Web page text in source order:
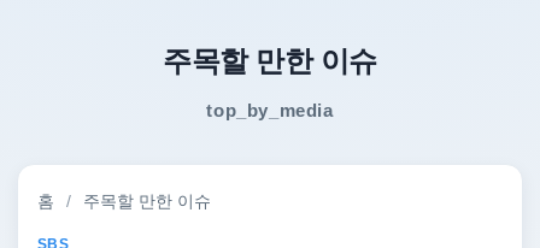
주목할 만한 이슈
top_by_media
홈 / 주목할 만한 이슈
SBS